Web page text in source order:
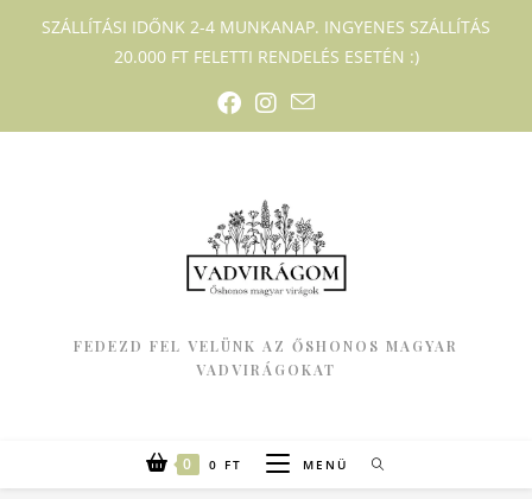
SZÁLLÍTÁSI IDŐNK 2-4 MUNKANAP. INGYENES SZÁLLÍTÁS
20.000 FT FELETTI RENDELÉS ESETÉN :)
FEDEZD FEL VELÜNK AZ ŐSHONOS MAGYAR
VADVIRÁGOKAT
0 0 FT MENÜ